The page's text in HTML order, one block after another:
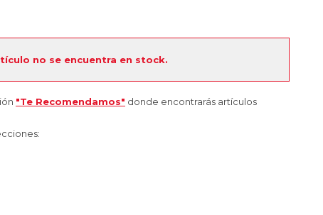
no se encuentra en stock.
"Te Recomendamos" donde encontrarás artículos